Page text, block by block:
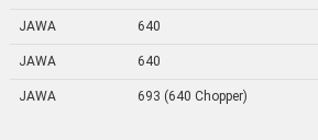
JAWA 640
JAWA 640
JAWA 693 (640 Chopper)